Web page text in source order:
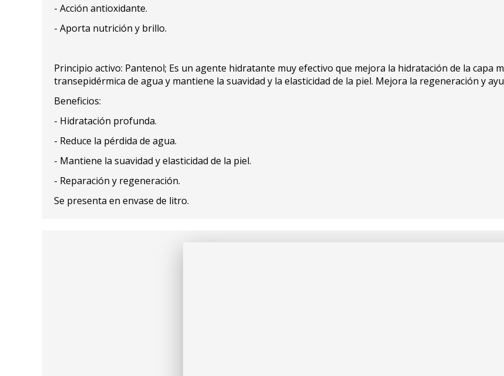
- Acción antioxidante.
- Aporta nutrición y brillo.
Principio activo: Pantenol; Es un agente hidratante muy efectivo que mejora la hidratación de la capa
transepidérmica de agua y mantiene la suavidad y la elasticidad de la piel. Mejora la regeneración y
Beneficios:
- Hidratación profunda.
- Reduce la pérdida de agua.
- Mantiene la suavidad y elasticidad de la piel.
- Reparación y regeneración.
Se presenta en envase de litro.